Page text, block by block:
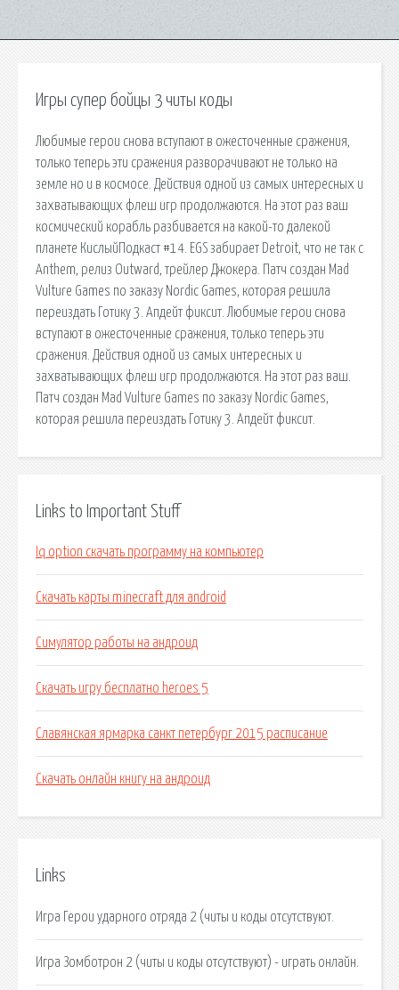
Игры супер бойцы 3 читы коды
Любимые герои снова вступают в ожесточенные сражения,
только теперь эти сражения разворачивают не только на
земле но и в космосе. Действия одной из самых интересных и
захватывающих флеш игр продолжаются. На этот раз ваш
космический корабль разбивается на какой-то далекой
планете КислыйПодкаст #14. EGS забирает Detroit, что не так с
Anthem, релиз Outward, трейлер Джокера. Патч создан Mad
Vulture Games по заказу Nordic Games, которая решила
переиздать Готику 3. Апдейт фиксит. Любимые герои снова
вступают в ожесточенные сражения, только теперь эти
сражения. Действия одной из самых интересных и
захватывающих флеш игр продолжаются. На этот раз ваш.
Патч создан Mad Vulture Games по заказу Nordic Games,
которая решила переиздать Готику 3. Апдейт фиксит.
Links to Important Stuff
Iq option скачать программу на компьютер
Скачать карты minecraft для android
Симулятор работы на андроид
Скачать игру бесплатно heroes 5
Славянская ярмарка санкт петербург 2015 расписание
Скачать онлайн книгу на андроид
Links
Игра Герои ударного отряда 2 (читы и коды отсутствуют.
Игра Зомботрон 2 (читы и коды отсутствуют) - играть онлайн.